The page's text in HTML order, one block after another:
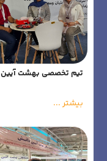
تیم تخصصی بهشت آیین
بیشتر ...